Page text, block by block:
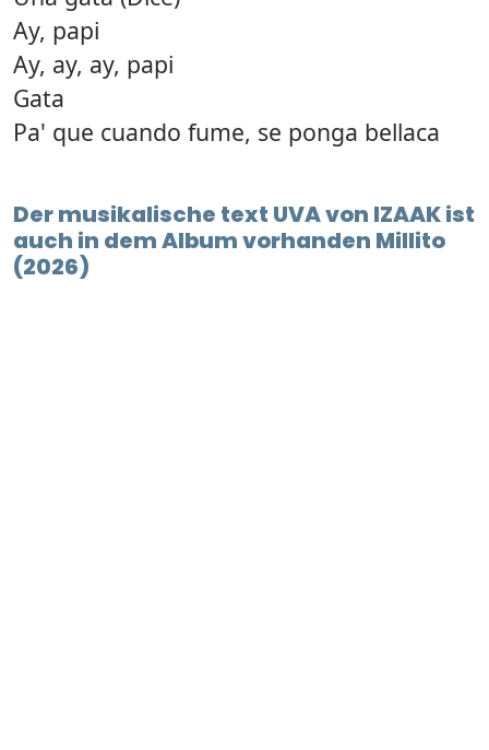
Ay, papi
Ay, ay, ay, papi
Gata
Pa' que cuando fume, se ponga bellaca
Der musikalische text UVA von IZAAK ist
auch in dem Album vorhanden Millito
(2026)